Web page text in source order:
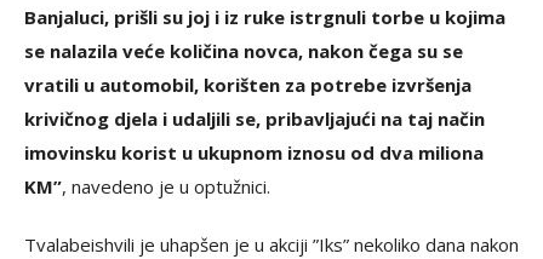
Banjaluci, prišli su joj i iz ruke istrgnuli torbe u kojima
se nalazila veće količina novca, nakon čega su se
vratili u automobil, korišten za potrebe izvršenja
krivičnog djela i udaljili se, pribavljajući na taj način
imovinsku korist u ukupnom iznosu od dva miliona
KM”, navedeno je u optužnici.
Tvalabeishvili je uhapšen je u akciji ”Iks” nekoliko dana nakon